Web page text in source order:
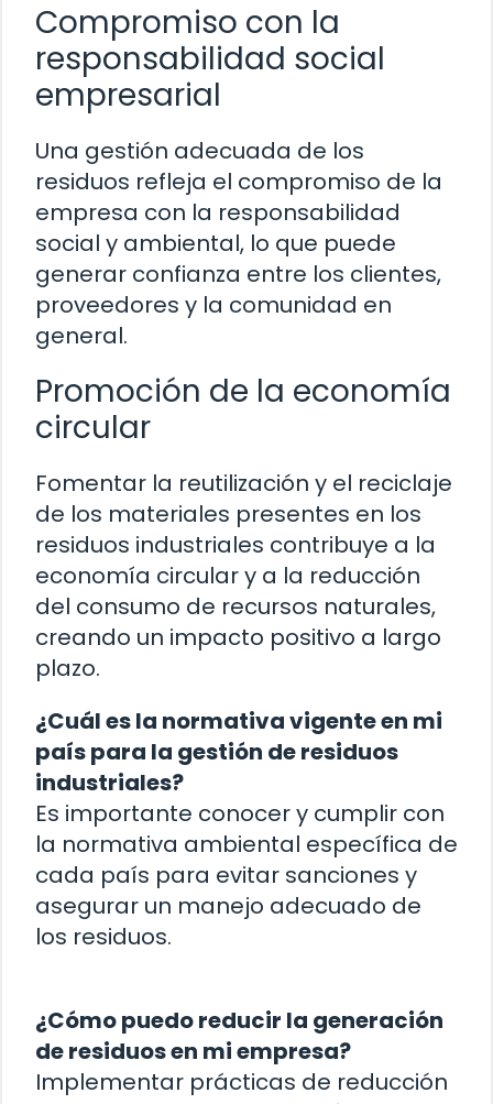
Compromiso con la
responsabilidad social
empresarial
Una gestión adecuada de los
residuos refleja el compromiso de la
empresa con la responsabilidad
social y ambiental, lo que puede
generar confianza entre los clientes,
proveedores y la comunidad en
general.
Promoción de la economía
circular
Fomentar la reutilización y el reciclaje
de los materiales presentes en los
residuos industriales contribuye a la
economía circular y a la reducción
del consumo de recursos naturales,
creando un impacto positivo a largo
plazo.
¿Cuál es la normativa vigente en mi
país para la gestión de residuos
industriales?
Es importante conocer y cumplir con
la normativa ambiental específica de
cada país para evitar sanciones y
asegurar un manejo adecuado de
los residuos.
¿Cómo puedo reducir la generación
de residuos en mi empresa?
Implementar prácticas de reducción